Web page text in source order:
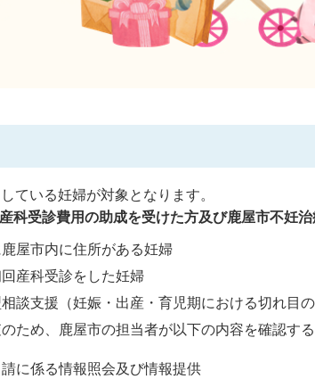
ている妊婦が対象となります。
科受診費用の助成を受けた方及び鹿屋市不妊
屋市内に住所がある妊婦
産科受診をした妊婦
談支援（妊娠・出産・育児期における切れ目
ため、鹿屋市の担当者が以下の内容を確認す
請に係る情報照会及び情報提供